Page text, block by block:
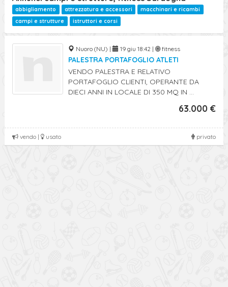
abbigliamento attrezzatura e accessori
macchinari e ricambi
campi e strutture
istruttori e corsi
Nuoro (NU) | 19 giu 18:42 | fitness
PALESTRA PORTAFOGLIO ATLETI
VENDO PALESTRA E RELATIVO
PORTAFOGLIO CLIENTI, OPERANTE DA
DIECI ANNI IN LOCALE DI 350 MQ IN ...
63.000 €
privato
vendo | usato